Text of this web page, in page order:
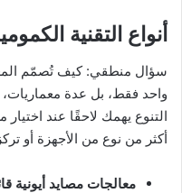
أنواع التقنية
سؤال منطقي: كيف تُصمّم
واحد فقط، بل عدة معماريات،
التنوع يهمك لاحقًا عند
أكثر من نوع من الأجهزة أو
معالجات مصايد أيونية